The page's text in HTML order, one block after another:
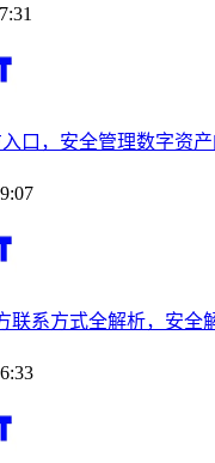
入口，安全管理数字资
联系方式全解析，安全